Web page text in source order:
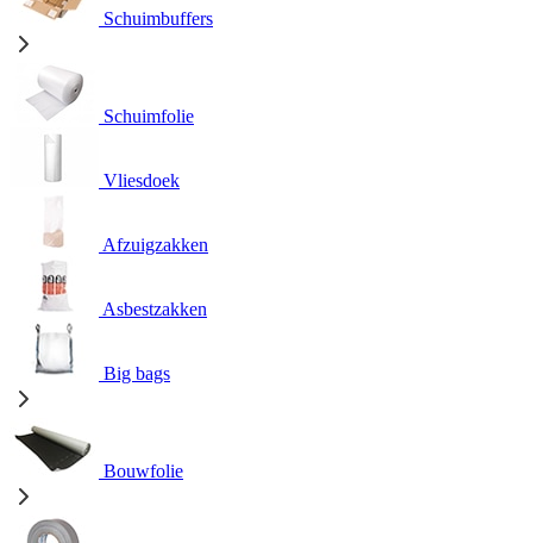
Schuimbuffers
Schuimfolie
Vliesdoek
Afzuigzakken
Asbestzakken
Big bags
Bouwfolie